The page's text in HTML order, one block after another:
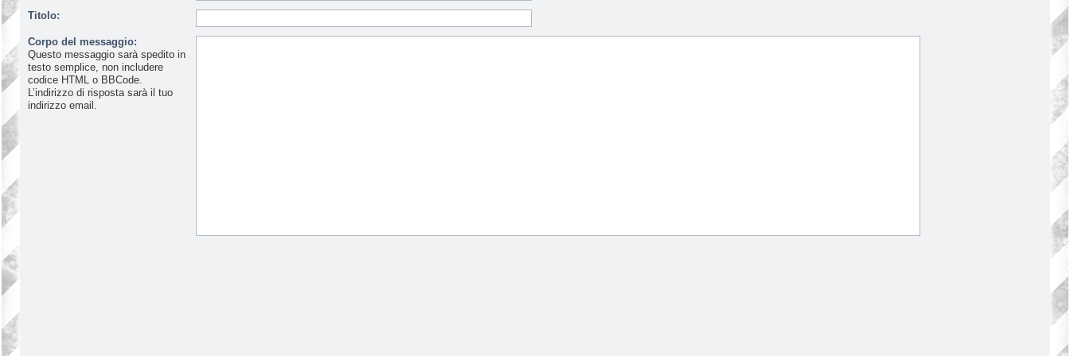
Titolo:
Corpo del messaggio:
Questo messaggio sarà spedito in
testo semplice, non includere
codice HTML o BBCode.
L’indirizzo di risposta sarà il tuo
indirizzo email.